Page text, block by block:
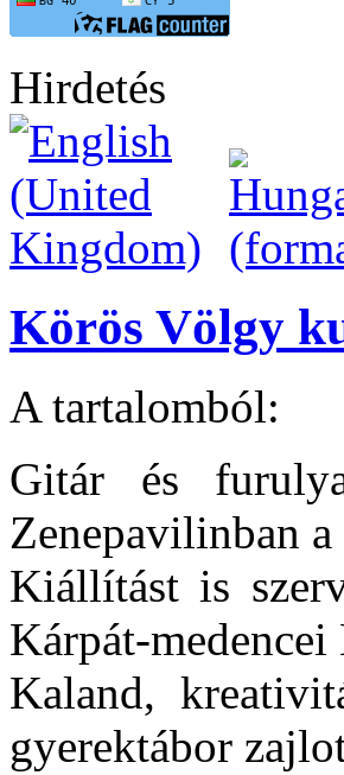
Hirdetés
Körös Völgy
A tartalomból:
Gitár és
Zenepavilinban
Kiállítást is
Kárpát-
Kaland,
gyerektábor